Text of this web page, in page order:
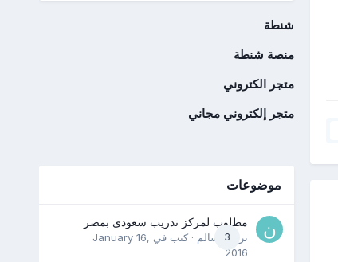
شنطة
منصة شنطة
متجر الكتروني
متجر إلكتروني مجاني
موضوعات
3
مطلوب لمركز تدريب سعودى بمصر
نرمين سالم · كتب في January 16,
2016